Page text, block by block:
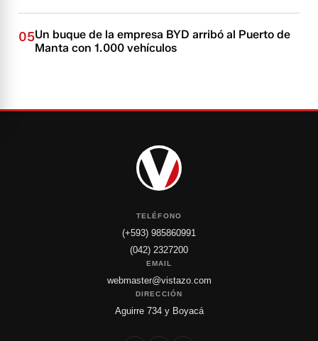
05Un buque de la empresa BYD arribó al Puerto de
Manta con 1.000 vehículos
TELÉFONO
(+593) 985860991
(042) 2327200
EMAIL
webmaster@vistazo.com
DIRECCIÓN
Aguirre 734 y Boyacá